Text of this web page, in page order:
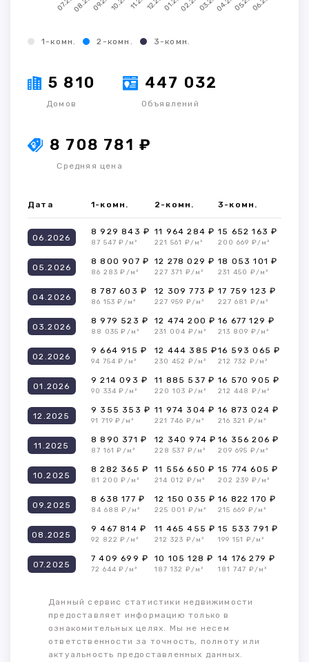
1-комн. 2-комн. 3-комн.
5 810
Домов
447 032
Объявлений
8 708 781 ₽
Средняя цена
Дата 1-комн. 2-комн. 3-комн.
06.2026
8 929 843 ₽
87 547 ₽/м²
11 964 284 ₽
221 561 ₽/м²
15 652 163 ₽
200 669 ₽/м²
05.2026
8 800 907 ₽
86 283 ₽/м²
12 278 029 ₽
227 371 ₽/м²
18 053 101 ₽
231 450 ₽/м²
04.2026
8 787 603 ₽
86 153 ₽/м²
12 309 773 ₽
227 959 ₽/м²
17 759 123 ₽
227 681 ₽/м²
03.2026
8 979 523 ₽
88 035 ₽/м²
12 474 200 ₽
231 004 ₽/м²
16 677 129 ₽
213 809 ₽/м²
02.2026
9 664 915 ₽
94 754 ₽/м²
12 444 385 ₽
230 452 ₽/м²
16 593 065 ₽
212 732 ₽/м²
01.2026
9 214 093 ₽
90 334 ₽/м²
11 885 537 ₽
220 103 ₽/м²
16 570 905 ₽
212 448 ₽/м²
12.2025
9 355 353 ₽
91 719 ₽/м²
11 974 304 ₽
221 746 ₽/м²
16 873 024 ₽
216 321 ₽/м²
11.2025
8 890 371 ₽
87 161 ₽/м²
12 340 974 ₽
228 537 ₽/м²
16 356 206 ₽
209 695 ₽/м²
10.2025
8 282 365 ₽
81 200 ₽/м²
11 556 650 ₽
214 012 ₽/м²
15 774 605 ₽
202 239 ₽/м²
09.2025
8 638 177 ₽
84 688 ₽/м²
12 150 035 ₽
225 001 ₽/м²
16 822 170 ₽
215 669 ₽/м²
08.2025
9 467 814 ₽
92 822 ₽/м²
11 465 455 ₽
212 323 ₽/м²
15 533 791 ₽
199 151 ₽/м²
07.2025
7 409 699 ₽
72 644 ₽/м²
10 105 128 ₽
187 132 ₽/м²
14 176 279 ₽
181 747 ₽/м²
Данный сервис статистики недвижимости
предоставляет информацию только в
ознакомительных целях. Мы не несем
ответственности за точность, полноту или
актуальность предоставленных данных.